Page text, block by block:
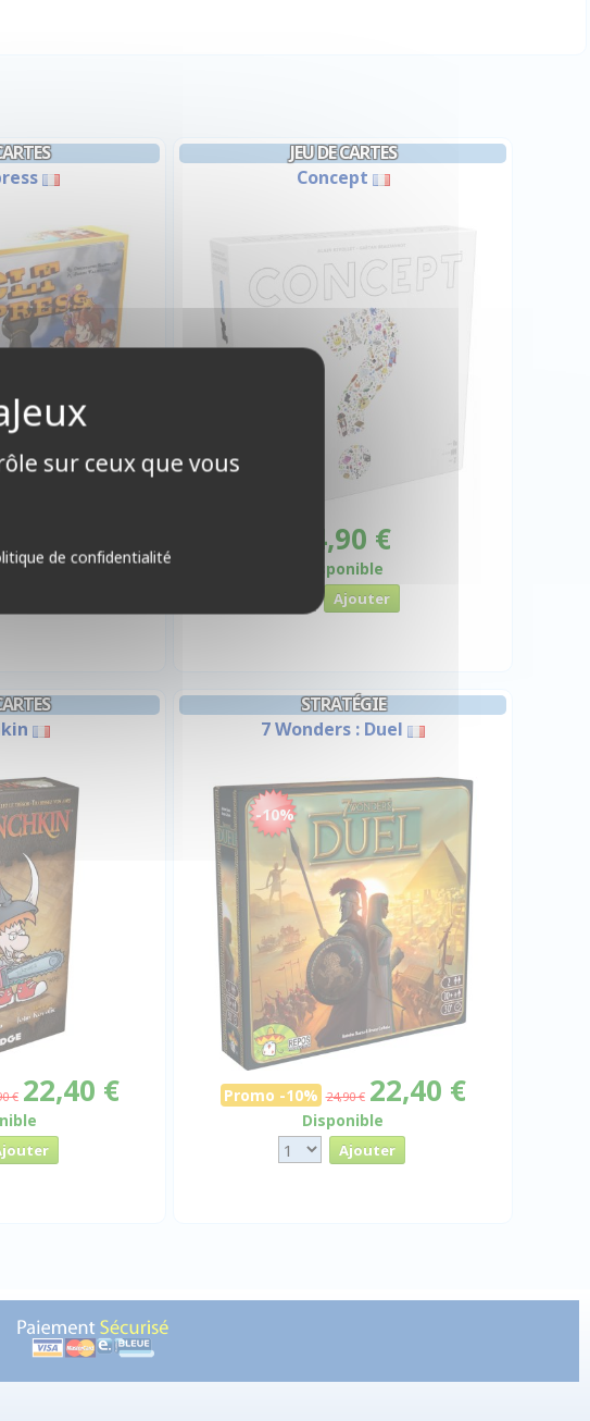
€
JEU DE CARTES
Concept
24,90 €
Disponible
€ 22,40 €
STRATÉGIE
7 Wonders : Duel
-10%
Promo -10% 24,90 € 22,40 €
Disponible
sur ceux que vous
de confidentialité